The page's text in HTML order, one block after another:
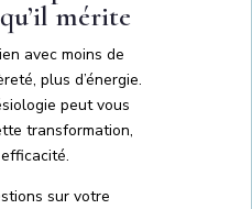
mérite
avec moins de
plus d’énergie.
peut vous
transformation,
sur votre